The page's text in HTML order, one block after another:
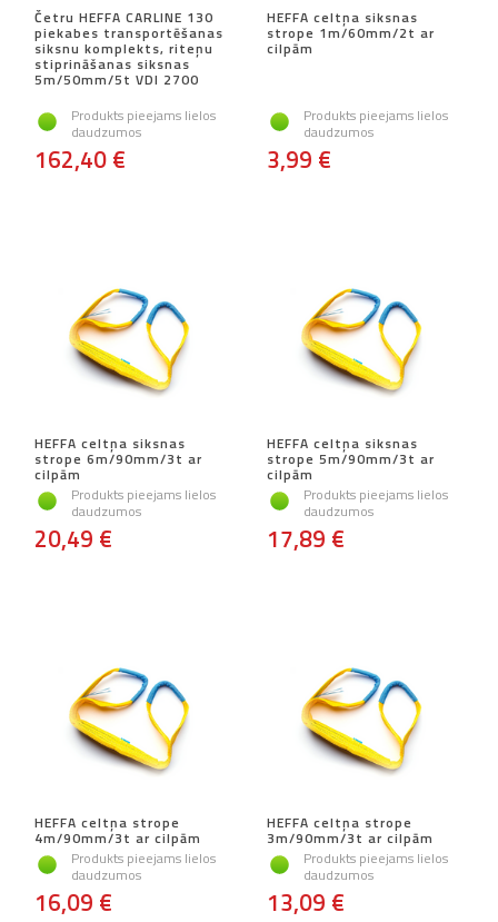
Četru HEFFA CARLINE 130
piekabes transportēšanas
siksnu komplekts, riteņu
stiprināšanas siksnas
5m/50mm/5t VDI 2700
Produkts pieejams lielos
daudzumos
162,40 €
HEFFA celtņa siksnas
strope 1m/60mm/2t ar
cilpām
Produkts pieejams lielos
daudzumos
3,99 €
HEFFA celtņa siksnas
strope 6m/90mm/3t ar
cilpām
Produkts pieejams lielos
daudzumos
20,49 €
HEFFA celtņa siksnas
strope 5m/90mm/3t ar
cilpām
Produkts pieejams lielos
daudzumos
17,89 €
HEFFA celtņa strope
4m/90mm/3t ar cilpām
Produkts pieejams lielos
daudzumos
16,09 €
HEFFA celtņa strope
3m/90mm/3t ar cilpām
Produkts pieejams lielos
daudzumos
13,09 €